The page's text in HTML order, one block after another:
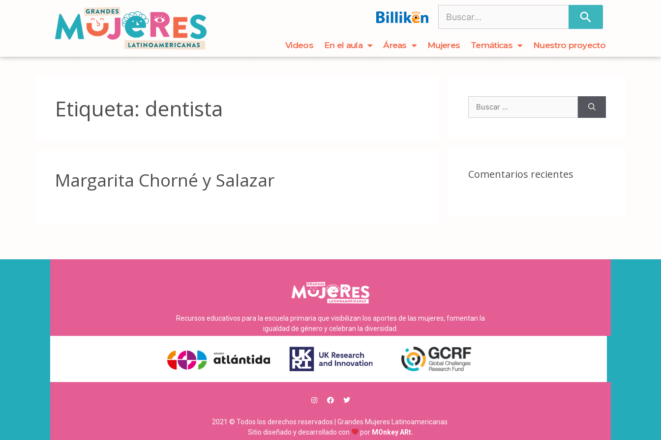
Videos En el aula Áreas Mujeres Temáticas Nuestro proyecto
Etiqueta: dentista
Margarita Chorné y Salazar Comentarios recientes
Recursos educativos para la escuela primaria que visibilizan los aportes de las mujeres, fomentan la
igualdad de género y celebran la diversidad.
2021 © Todos los derechos reservados | Grandes Mujeres Latinoamericanas.
Sitio diseñado y desarrollado con
por MOnkey ARt.